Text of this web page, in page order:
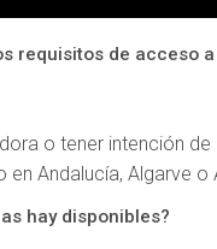
requisitos de acceso a
o tener intención de
en Andalucía, Algarve o
hay disponibles?